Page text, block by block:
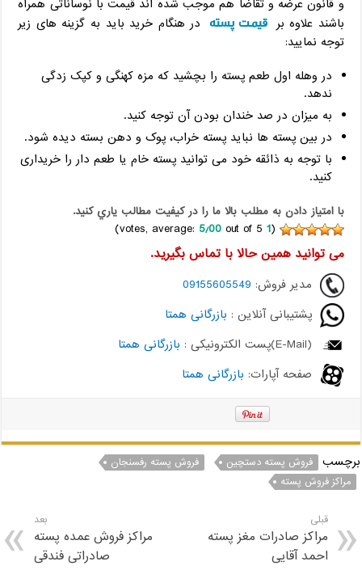
و قانون عرضه و تقاضا هم موجب شده اند قیمت با نوساناتی همراه
باشند علاوه بر قیمت پسته در هنگام خرید باید به گزینه های زیر
توجه نمایید:
در وهله اول طعم پسته را بچشید که مزه کهنگی و کپک زدگی
ندهد.
به میزان در صد خندان بودن آن توجه کنید.
در بین پسته ها نباید پسته خراب، پوک و دهن بسته دیده شود.
با توجه به ذائقه خود می توانید پسته خام یا طعم دار را خریداری
کنید.
با امتياز دادن به مطلب بالا ما را در کيفيت مطالب ياري کنيد.
(
1 5٫00out of 5)
می توانید همین حالا با تماس بگیرید.
مدیر فروش: 09155605549
پشتیبانی آنلاین : بازرگانی همتا
(E-Mail)پست الکترونیکی :
بازرگانی همتا
صفحه آپارات: بازرگانی همتا
برچسب فروش پسته دستچین
فروش پسته رفسنجان
مراکز فروش پسته
قبلی
مراکز صادرات مغز پسته
احمد آقایی
بعد
مراکز فروش عمده پسته
صادراتی فندقی